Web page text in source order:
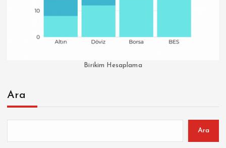
Birikim Hesaplama
Ara
Ara